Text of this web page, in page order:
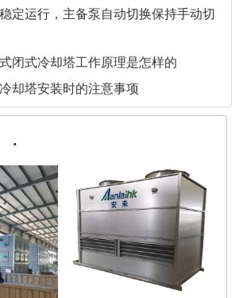
定运行，主备泵自动切换保持手动切
闭式冷却塔工作原理是怎样的
却塔安装时的注意事项
·